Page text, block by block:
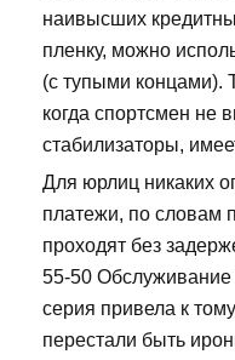
наивысших
пленку, можно
(с тупыми концами).
когда спортсмен не
стабилизаторы,
Для юрлиц никаких
платежи, по словам
проходят без
55-50
серия привела к
перестали быть